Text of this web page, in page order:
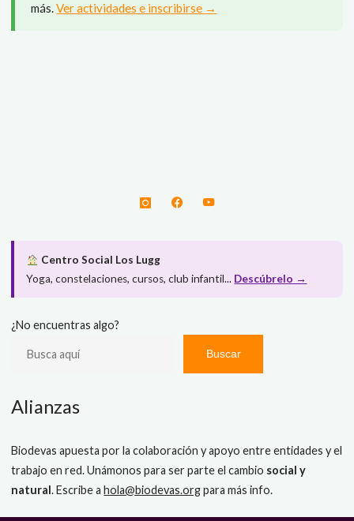
más.Ver actividades e inscribirse →
Centro Social Los Lugg
Yoga, constelaciones, cursos, club infantil... Descúbrelo →
¿No encuentras algo?
Buscar
Alianzas
Biodevas apuesta por la colaboración y apoyo entre entidades y el
trabajo en red. Unámonos para ser parte el cambio social y
natural. Escribe ahola@biodevas.orgpara más info.